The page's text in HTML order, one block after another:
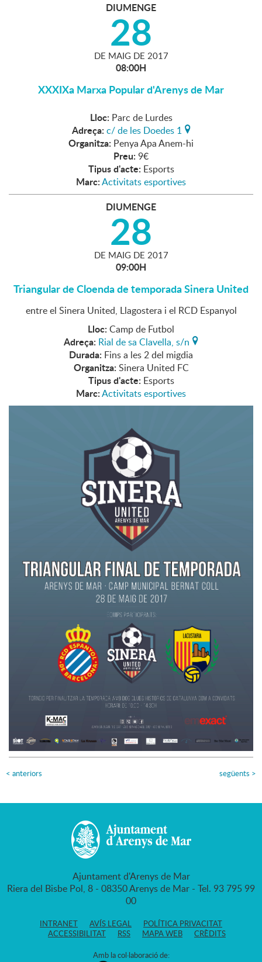
DIUMENGE
28
DE MAIG DE 2017
08:00H
XXXIXa Marxa Popular d'Arenys de Mar
Lloc: Parc de Lurdes
Adreça: c/ de les Doedes 1
Organitza: Penya Apa Anem-hi
Preu: 9€
Tipus d'acte: Esports
Marc:Activitats esportives
DIUMENGE
28
DE MAIG DE 2017
09:00H
Triangular de Cloenda de temporada Sinera United
entre el Sinera United, Llagostera i el RCD Espanyol
Lloc: Camp de Futbol
Adreça: Rial de sa Clavella, s/n
Durada: Fins a les 2 del migdia
Organitza: Sinera United FC
Tipus d'acte: Esports
Marc:Activitats esportives
< anteriors següents >
Ajuntament d'Arenys de Mar
Riera del Bisbe Pol, 8 - 08350 Arenys de Mar - Tel. 93 795 99
00
INTRANET AVÍS LEGAL
POLÍTICA PRIVACITAT
ACCESSIBILITAT
RSS MAPA WEB CRÈDITS
Amb la col·laboració de: